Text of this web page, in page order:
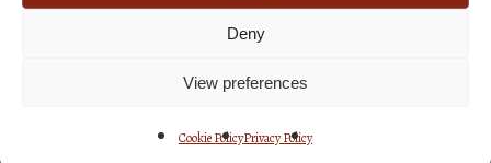
Deny
View preferences
Cookie PolicyPrivacy Policy
Κατασκευή Ιστοσελίδων Site as you GO: Falcon από
Hellenic Technologies